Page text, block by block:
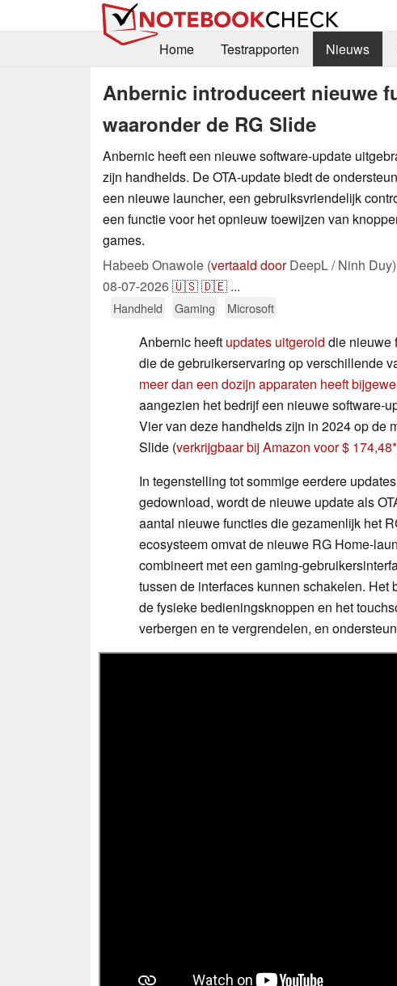
Home
Testrapporten Nieuws
Anbernic introduceert nieuwe
waaronder de RG Slide
Anbernic heeft een nieuwe software-update
zijn handhelds. De OTA-update biedt de
een nieuwe launcher, een gebruiksvriendelijk
een functie voor het opnieuw toewijzen van
games.
Habeeb Onawole (vertaald doorDeepL / Ninh
08-07-2026🇺🇸🇩🇪 ...
Handheld Gaming Microsoft
Anbernic heeft updates uitgerold die nieuwe
die de gebruikerservaring op verschillende
meer dan een dozijn apparaten heeft
aangezien het bedrijf een nieuwe software-
Vier van deze handhelds zijn in 2024 op de
Slide (verkrijgbaar bij Amazon voor $ 174,48
In tegenstelling tot sommige eerdere
gedownload, wordt de nieuwe update als
aantal nieuwe functies die gezamenlijk het
ecosysteem omvat de nieuwe RG Home-
combineert met een gaming-
tussen de interfaces kunnen schakelen.
de fysieke bedieningsknoppen en het
verbergen en te vergrendelen, en